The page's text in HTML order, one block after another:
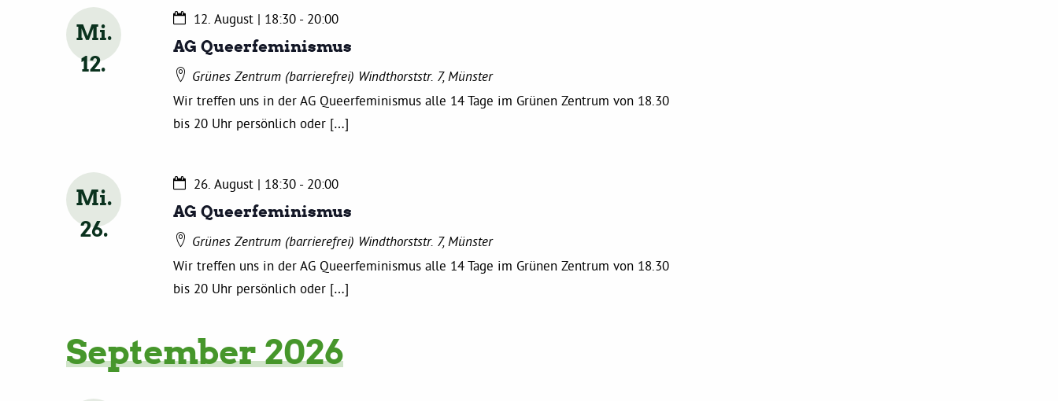
Mi.
12
AG Queerfeminismus
12. August | 18:30- 20:00
Grünes Zentrum (barrierefrei) Windthorststr. 7, Münster
Wir treffen uns in der AG Queerfeminismus alle 14 Tage im Grünen Zentrum von 18.30
bis 20 Uhr persönlich oder […]
Mi.
26
AG Queerfeminismus
26. August | 18:30- 20:00
Grünes Zentrum (barrierefrei) Windthorststr. 7, Münster
Wir treffen uns in der AG Queerfeminismus alle 14 Tage im Grünen Zentrum von 18.30
bis 20 Uhr persönlich oder […]
September 2026